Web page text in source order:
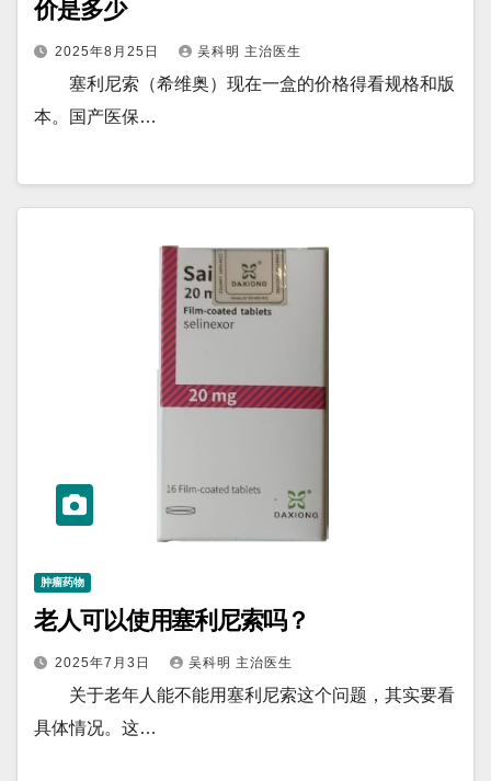
价是多少
2025年8月25日 吴科明 主治医生
塞利尼索（希维奥）现在一盒的价格得看规格和版
本。国产医保…
肿瘤药物
老人可以使用塞利尼索吗？
2025年7月3日 吴科明 主治医生
关于老年人能不能用塞利尼索这个问题，其实要看
具体情况。这…